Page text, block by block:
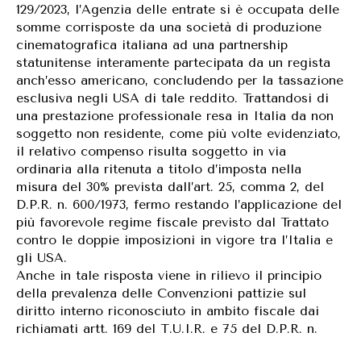
129/2023, l’Agenzia delle entrate si è occupata delle
somme corrisposte da una società di produzione
cinematografica italiana ad una partnership
statunitense interamente partecipata da un regista
anch’esso americano, concludendo per la tassazione
esclusiva negli USA di tale reddito. Trattandosi di
una prestazione professionale resa in Italia da non
soggetto non residente, come più volte evidenziato,
il relativo compenso risulta soggetto in via
ordinaria alla ritenuta a titolo d’imposta nella
misura del 30% prevista dall’art. 25, comma 2, del
D.P.R. n. 600/1973, fermo restando l’applicazione del
più favorevole regime fiscale previsto dal Trattato
contro le doppie imposizioni in vigore tra l’Italia e
gli USA.
Anche in tale risposta viene in rilievo il principio
della prevalenza delle Convenzioni pattizie sul
diritto interno riconosciuto in ambito fiscale dai
richiamati artt. 169 del T.U.I.R. e 75 del D.P.R. n.